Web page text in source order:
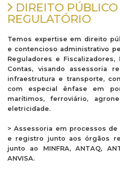
DIREITO PÚBLICO
REGULATÓRIO
Temos expertise em direito
e contencioso administrativo
Reguladores e
Contas, visando assessoria
infraestrutura e transporte,
com especial ênfase em
marítimos, ferroviário,
eletricidade.
> Assessoria em processos
e registro junto aos órgãos
junto ao MINFRA, ANTAQ,
ANVISA.